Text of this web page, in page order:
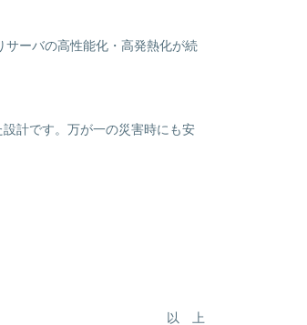
ーバの高性能化・高発熱化が続
計です。万が一の災害時にも安
以 上